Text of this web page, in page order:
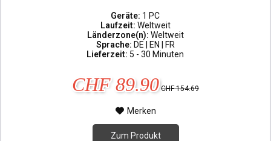
Geräte: 1 PC
Laufzeit: Weltweit
Länderzone(n): Weltweit
Sprache: DE | EN | FR
Lieferzeit: 5 - 30 Minuten
CHF 89.90 CHF 154.69
Merken
Zum Produkt